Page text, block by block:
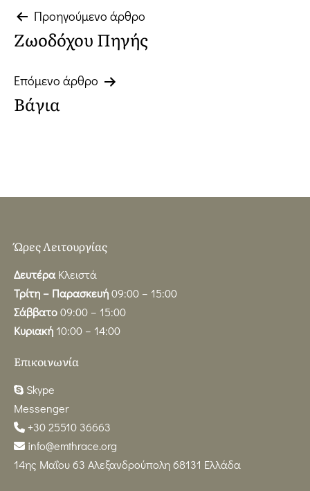
Πλοήγηση
άρθρων
Προηγούμενο άρθρο
Ζωοδόχου Πηγής
Επόμενο άρθρο
Βάγια
Ώρες Λειτουργίας
Δευτέρα Κλειστά
Τρίτη – Παρασκευή09:00 – 15:00
Σάββατο09:00 – 15:00
Κυριακή 10:00 – 14:00
Επικοινωνία
Skype
Messenger
+30 25510 36663
info@emthrace.org
14ης Μαΐου 63 Αλεξανδρούπολη 68131 Ελλάδα